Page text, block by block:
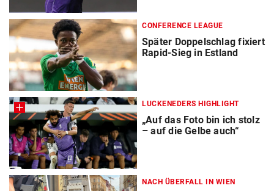
CONFERENCE LEAGUE
Später Doppelschlag fixiert
Rapid-Sieg in Estland
LUCKENEDERS HIGHLIGHT
„Auf das Foto bin ich stolz
– auf die Gelbe auch“
NACH ÜBERFALL IN WIEN